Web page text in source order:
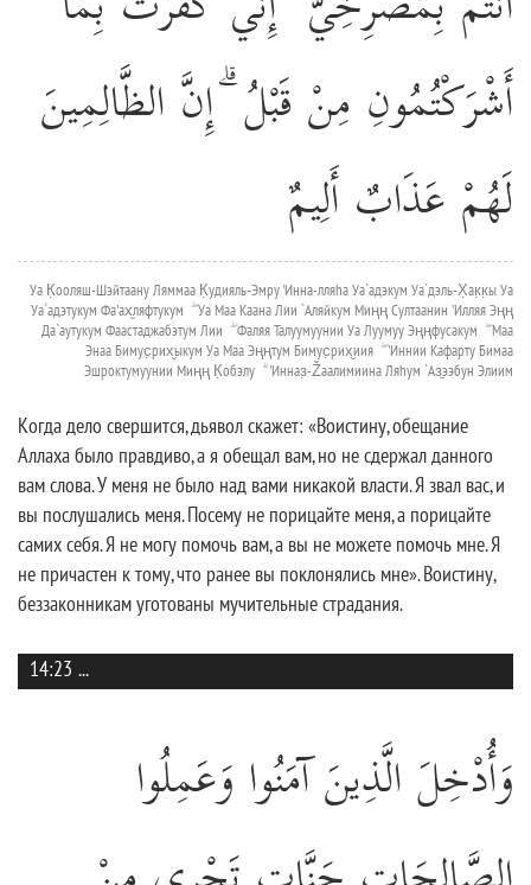
أَشْرَكْتُمُونِ مِنْ قَبْلُ ۗ إِنَّ الظَّالِمِينَ
لَهُمْ عَذَابٌ أَلِيمٌ
Уа К̣ооляш-Шэйтаану Ляммаа К̣удияль-Эмру 'Инна-лляhа Уа`адэкум Уа`дэль-Х̣ак̣к̣ы Уа
Уа`адэтукум Фа'ах̮ляфтукум ۖ Уа Маа Каана Лии `Аляйкум Миңң Султаанин 'Илляя Эңң
Да`аутукум Фаастаджабэтум Лии ۖ Фаляя Талуумуунии Уа Луумуу Эңңфусакум ۖ Маа
Энаа Бимус̣рих̮ыкум Уа Маа Эңңтум Бимус̣рих̮иия ۖ 'Иннии Кафарту Бимаа
Эшроктумуунии Миңң К̣обэлу ۗ 'Инназ̣-Žаалимиина Ляhум `Аз̱ээбун Элиим
Когда дело свершится, дьявол скажет: «Воистину, обещание
Аллаха было правдиво, а я обещал вам, но не сдержал данного
вам слова. У меня не было над вами никакой власти. Я звал вас, и
вы послушались меня. Посему не порицайте меня, а порицайте
самих себя. Я не могу помочь вам, а вы не можете помочь мне. Я
не причастен к тому, что ранее вы поклонялись мне». Воистину,
беззаконникам уготованы мучительные страдания.
14:23 ...
وَأُدْخِلَ الَّذِينَ آمَنُوا وَعَمِلُوا